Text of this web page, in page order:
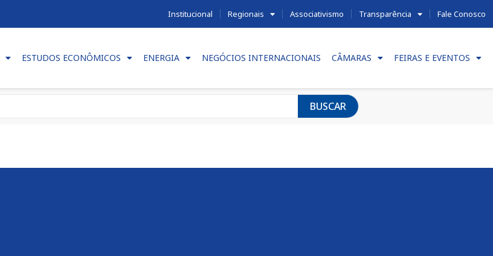
Institucional Regionais Associativismo Transparência Fale Conosco
ESTUDOS ECONÔMICOS ENERGIA NEGÓCIOS INTERNACIONAIS CÂMARAS FEIRAS E EVENTOS
BUSCAR